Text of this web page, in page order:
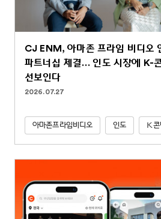
CJ ENM, 아마존 프라임 비디오
파트너십 체결… 인도 시장에 K-
선보인다
2026.07.27
아마존프라임비디오 인도 K콘